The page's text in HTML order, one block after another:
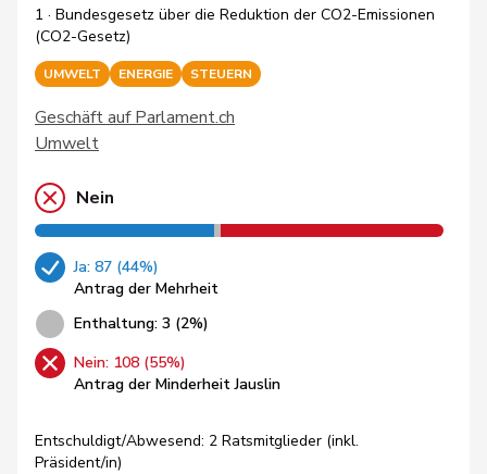
1 · Bundesgesetz über die Reduktion der CO2-Emissionen
(CO2-Gesetz)
UMWELT ENERGIE STEUERN
Geschäft auf Parlament.ch
Umwelt
Nein
Ja: 87 (44%)
Antrag der Mehrheit
Enthaltung: 3 (2%)
Nein: 108 (55%)
Antrag der Minderheit Jauslin
Entschuldigt/Abwesend: 2 Ratsmitglieder (inkl.
Präsident/in)